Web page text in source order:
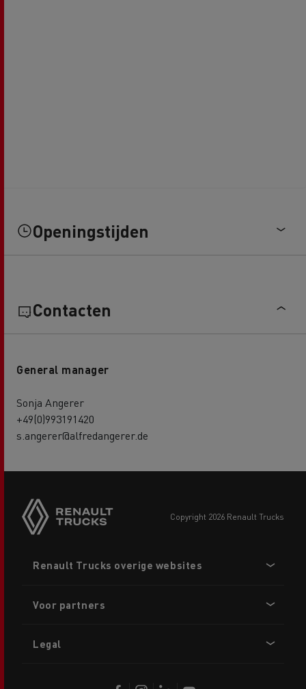
Openingstijden
Contacten
General manager
Sonja Angerer
+49(0)993191420
s.angerer@alfredangerer.de
copyright 2026 Renault Trucks
menu
Renault Trucks overige websites
Voor partners
Legal